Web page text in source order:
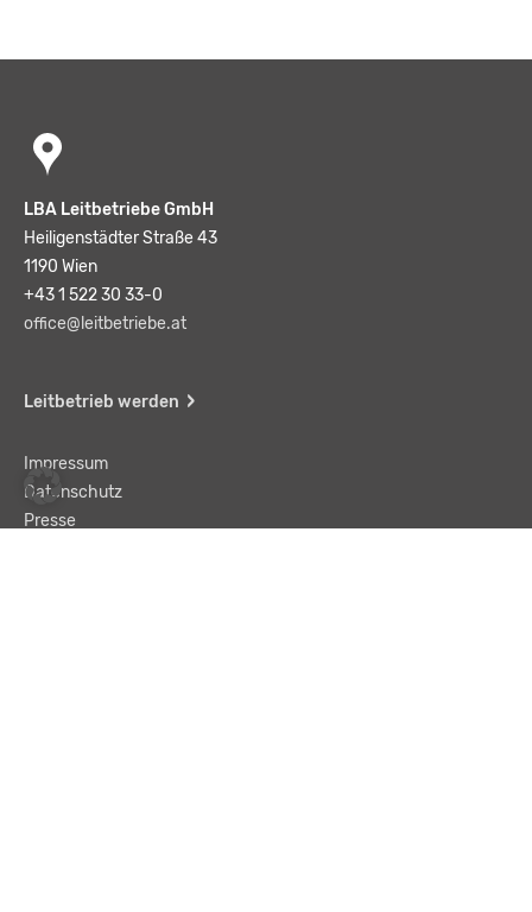
LBA Leitbetriebe GmbH
Heiligenstädter Straße 43
1190 Wien
+43 1 522 30 33-0
office@leitbetriebe.at
Leitbetrieb werden
Impressum
Datenschutz
Presse